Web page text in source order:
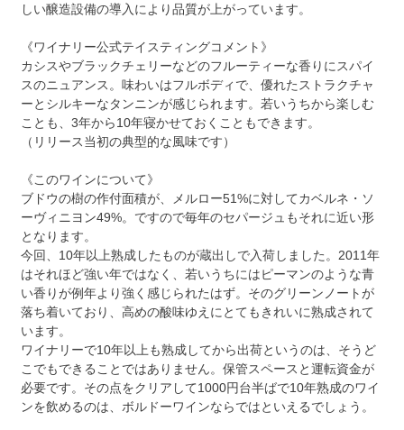
しい醸造設備の導入により品質が上がっています。
《ワイナリー公式テイスティングコメント》
カシスやブラックチェリーなどのフルーティーな香りにスパイ
スのニュアンス。味わいはフルボディで、優れたストラクチャ
ーとシルキーなタンニンが感じられます。若いうちから楽しむ
ことも、3年から10年寝かせておくこともできます。
（リリース当初の典型的な風味です）
《このワインについて》
ブドウの樹の作付面積が、メルロー51%に対してカベルネ・ソ
ーヴィニヨン49%。ですので毎年のセパージュもそれに近い形
となります。
今回、10年以上熟成したものが蔵出しで入荷しました。2011年
はそれほど強い年ではなく、若いうちにはピーマンのような青
い香りが例年より強く感じられたはず。そのグリーンノートが
落ち着いており、高めの酸味ゆえにとてもきれいに熟成されて
います。
ワイナリーで10年以上も熟成してから出荷というのは、そうど
こでもできることではありません。保管スペースと運転資金が
必要です。その点をクリアして1000円台半ばで10年熟成のワイ
ンを飲めるのは、ボルドーワインならではといえるでしょう。